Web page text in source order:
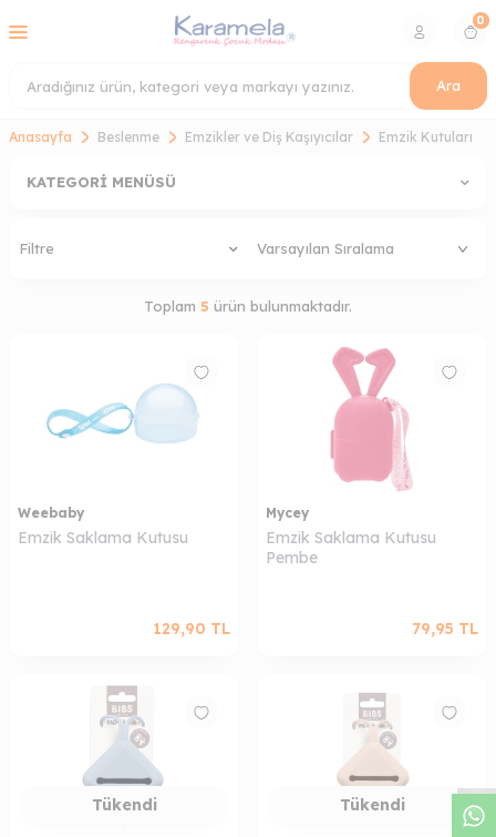
Ara
0
Anasayfa Beslenme Emzikler ve Diş Kaşıyıcılar Emzik Kutuları
KATEGORI MENÜSÜ
Filtre
Toplam 5 ürün bulunmaktadır.
Weebaby
Emzik Saklama Kutusu
129,90 TL
Mycey
Emzik Saklama Kutusu
Pembe
79,95 TL
Tükendi Tükendi